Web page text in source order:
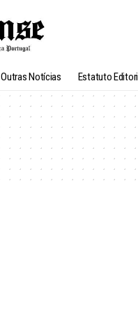
Outras Notícias Estatuto